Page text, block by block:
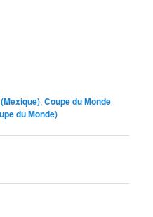
,Coupe du Monde
du Monde)